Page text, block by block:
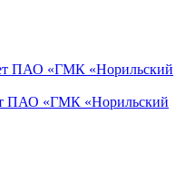
ПАО «ГМК «Норильский
ПАО «ГМК «Норильский